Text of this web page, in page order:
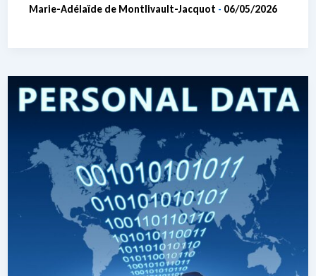
Marie-Adélaïde de Montlivault-Jacquot - 06/05/2026